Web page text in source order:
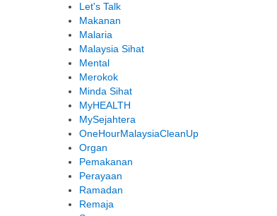
Let's Talk
Makanan
Malaria
Malaysia Sihat
Mental
Merokok
Minda Sihat
MyHEALTH
MySejahtera
OneHourMalaysiaCleanUp
Organ
Pemakanan
Perayaan
Ramadan
Remaja